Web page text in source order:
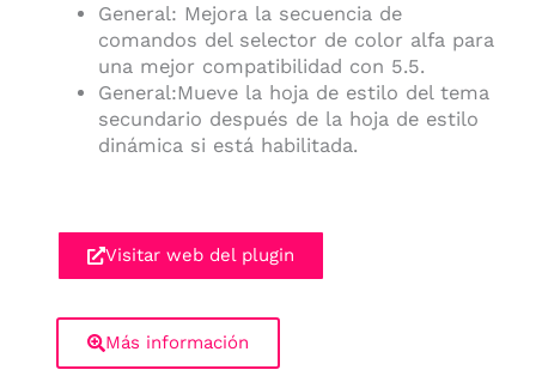
General: Mejora la secuencia de
comandos del selector de color alfa para
una mejor compatibilidad con 5.5.
General:Mueve la hoja de estilo del tema
secundario después de la hoja de estilo
dinámica si está habilitada.
Visitar web del plugin
Más información